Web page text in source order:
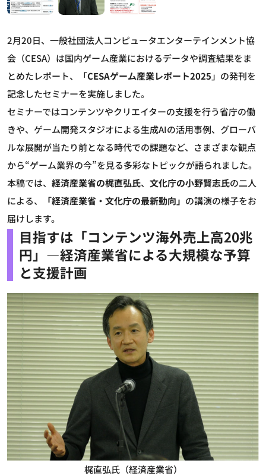
2月20日、一般社団法人コンピュータエンターテインメント協
会（CESA）は国内ゲーム産業におけるデータや調査結果をま
とめたレポート、「CESAゲーム産業レポート2025 」の発刊を
記念したセミナーを実施しました。
セミナーではコンテンツやクリエイターの支援を行う省庁の働
きや、ゲーム開発スタジオによる生成AIの活用事例、グローバ
ルな展開が当たり前となる時代での課題など、さまざまな観点
から“ゲーム業界の今”を見る多彩なトピックが語られました。
本稿では、 経済産業省の梶直弘氏、 文化庁の小野賢志氏の二人
による、
「経済産業省・文化庁の最新動向」 の講演の様子をお
届けします。
目指すは「コンテンツ海外売上高20兆
円」―経済産業省による大規模な予算
と支援計画
梶直弘氏（経済産業省）